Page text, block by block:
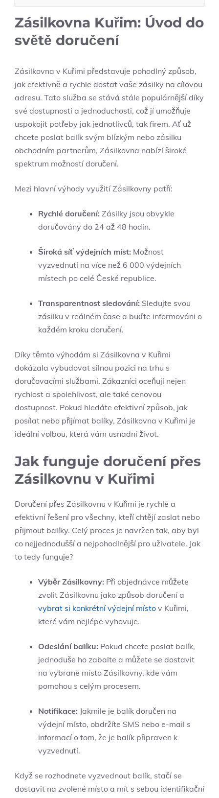
Zásilkovna Kuřim: Úvod do
světě doručení
Zásilkovna v Kuřimi představuje pohodlný způsob,
jak efektivně a rychle dostat vaše zásilky na cílovou
adresu. Tato služba se stává stále populárnější díky
své dostupnosti a jednoduchosti, což jí umožňuje
uspokojit potřeby jak jednotlivců, tak firem. Ať už
chcete poslat balík svým blízkým nebo zásilku
obchodním partnerům, Zásilkovna nabízí široké
spektrum možností doručení.
Mezi hlavní výhody využití Zásilkovny patří:
Rychlé doručení: Zásilky jsou obvykle
doručovány do 24 až 48 hodin.
Široká síť výdejních míst: Možnost
vyzvednutí na více než 6 000 výdejních
místech po celé České republice.
Transparentnost sledování: Sledujte svou
zásilku v reálném čase a buďte informováni o
každém kroku doručení.
Díky těmto výhodám si Zásilkovna v Kuřimi
dokázala vybudovat silnou pozici na trhu s
doručovacími službami. Zákazníci oceňují nejen
rychlost a spolehlivost, ale také cenovou
dostupnost. Pokud hledáte efektivní způsob, jak
posílat nebo přijímat balíky, Zásilkovna v Kuřimi je
ideální volbou, která vám usnadní život.
Jak funguje doručení přes
Zásilkovnu v Kuřimi
Doručení přes Zásilkovnu v Kuřimi je rychlé a
efektivní řešení pro všechny, kteří chtějí zaslat nebo
přijmout balíky. Celý proces je navržen tak, aby byl
co nejjednodušší a nejpohodlnější pro uživatele. Jak
to tedy funguje?
Výběr Zásilkovny: Při objednávce můžete
zvolit Zásilkovnu jako způsob doručení a
vybrat si konkrétní výdejní místo v Kuřimi,
které vám nejlépe vyhovuje.
Odeslání balíku: Pokud chcete poslat balík,
jednoduše ho zabalte a můžete se dostavit
na vybrané místo Zásilkovny, kde vám
pomohou s celým procesem.
Notifikace: Jakmile je balík doručen na
výdejní místo, obdržíte SMS nebo e-mail s
informací o tom, že je balík připraven k
vyzvednutí.
Když se rozhodnete vyzvednout balík, stačí se
dostavit na zvolené místo a mít s sebou identifikační